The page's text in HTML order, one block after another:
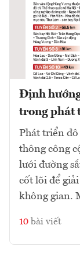
Định
trong phát
Phát triển
thông công
lưới đường
cốt lõi để
không gian.
10 bài viết